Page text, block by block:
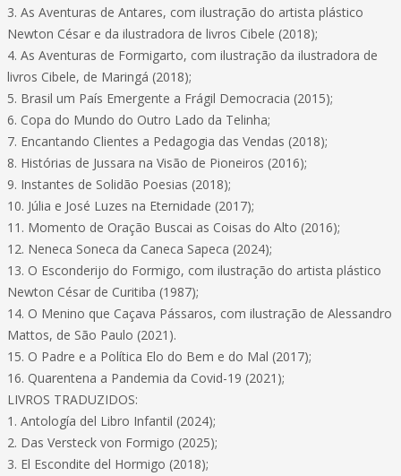
3. As Aventuras de Antares, com ilustração do artista plástico
Newton César e da ilustradora de livros Cibele (2018);
4. As Aventuras de Formigarto, com ilustração da ilustradora de
livros Cibele, de Maringá (2018);
5. Brasil um País Emergente a Frágil Democracia (2015);
6. Copa do Mundo do Outro Lado da Telinha;
7. Encantando Clientes a Pedagogia das Vendas (2018);
8. Histórias de Jussara na Visão de Pioneiros (2016);
9. Instantes de Solidão Poesias (2018);
10. Júlia e José Luzes na Eternidade (2017);
11. Momento de Oração Buscai as Coisas do Alto (2016);
12. Neneca Soneca da Caneca Sapeca (2024);
13. O Esconderijo do Formigo, com ilustração do artista plástico
Newton César de Curitiba (1987);
14. O Menino que Caçava Pássaros, com ilustração de Alessandro
Mattos, de São Paulo (2021).
15. O Padre e a Política Elo do Bem e do Mal (2017);
16. Quarentena a Pandemia da Covid-19 (2021);
LIVROS TRADUZIDOS:
1. Antología del Libro Infantil (2024);
2. Das Versteck von Formigo (2025);
3. El Escondite del Hormigo (2018);